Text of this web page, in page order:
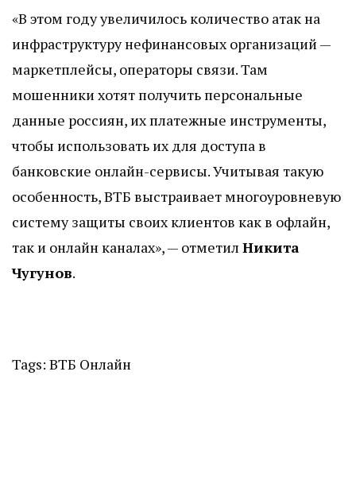
«В этом году увеличилось количество атак на
инфраструктуру нефинансовых организаций —
маркетплейсы, операторы связи. Там
мошенники хотят получить персональные
данные россиян, их платежные инструменты,
чтобы использовать их для доступа в
банковские онлайн-сервисы. Учитывая такую
особенность, ВТБ выстраивает многоуровневую
систему защиты своих клиентов как в офлайн,
так и онлайн каналах», — отметил Никита
Чугунов.
Tags: ВТБ Онлайн